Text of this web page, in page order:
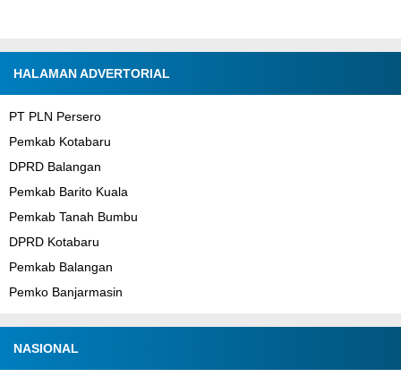
HALAMAN ADVERTORIAL
PT PLN Persero
Pemkab Kotabaru
DPRD Balangan
Pemkab Barito Kuala
Pemkab Tanah Bumbu
DPRD Kotabaru
Pemkab Balangan
Pemko Banjarmasin
NASIONAL